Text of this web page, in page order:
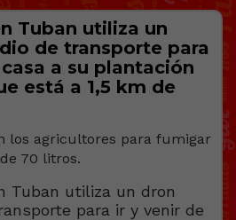
Tuban utiliza un
de transporte para
a su plantación
está a 1,5 km de
los agricultores para fumigar
70 litros.